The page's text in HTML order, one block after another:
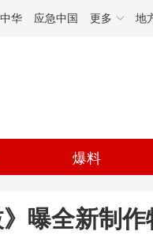
华 应急中国 更多 地
爆料
曝全新制